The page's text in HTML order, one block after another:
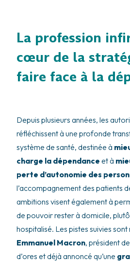
La profession
cœur de la
faire face à la
Depuis plusieurs années, les
réfléchissent à une profonde
système de santé, destinée à
charge la dépendance et à
perte d’autonomie des
l’accompagnement des patients
ambitions visent également à
de pouvoir rester à domicile,
hospitalisé. Les pistes suivies
Emmanuel Macron, président
d’ores et déjà annoncé qu’une